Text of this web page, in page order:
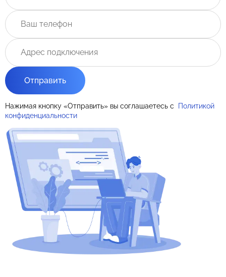
Отправить
Нажимая кнопку «Отправить» вы соглашаетесь с
Политикой
конфиденциальности